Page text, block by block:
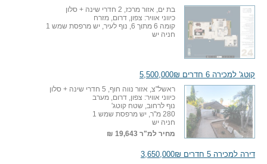
בת ים, אזור מרכז, 2 חדרי שינה + סלון
כיווני אוויר: צפון, דרום, מזרח
קומה 6 מתוך 6, נוף לעיר, יש מרפסת שמש 1
חניה יש
קוטג' למכירה 6 חדרים 5,500,000₪
ראשל"צ, אזור נווה חוף, 5 חדרי שינה + סלון
כיווני אוויר: צפון, דרום, מערב
נוף לרחוב, שטח קוטג'
280 מ"ר, יש מרפסת שמש 1
חניה יש
מחיר למ"ר 19,643 ₪
דירה למכירה 5 חדרים 3,650,000₪